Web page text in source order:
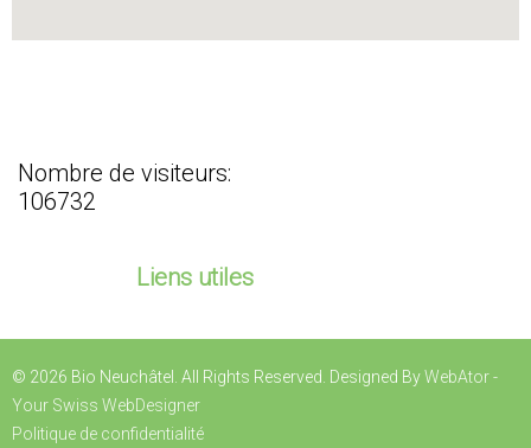
Nombre de visiteurs:
106732
Liens utiles
© 2026 Bio Neuchâtel. All Rights Reserved. Designed ByWebAtor -
Your Swiss WebDesigner
Politique de confidentialité